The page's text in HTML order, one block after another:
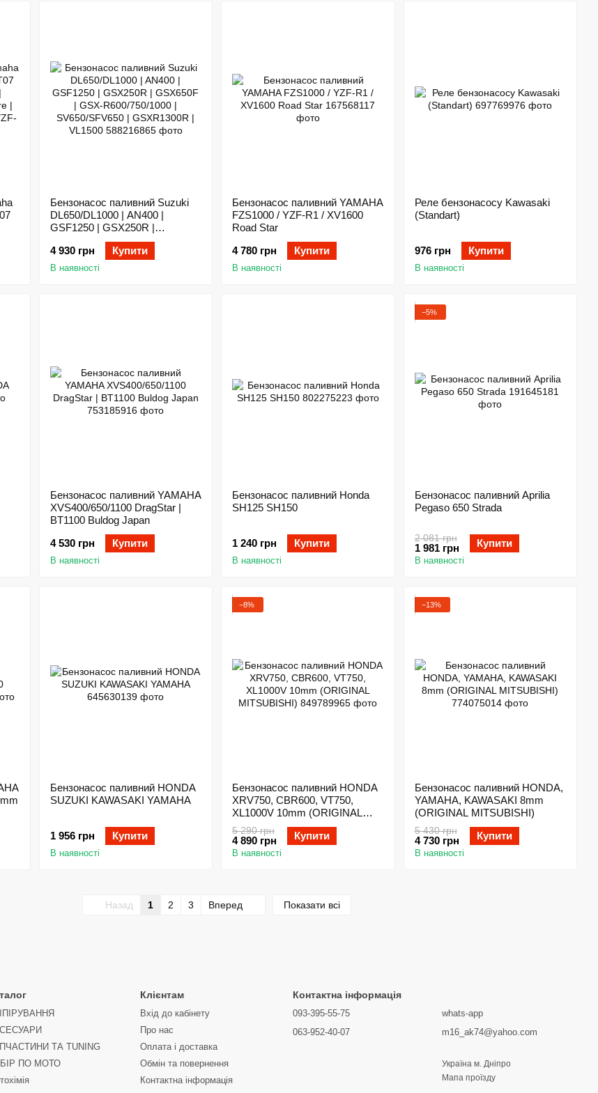
Бензонасос паливний Suzuki
DL650/DL1000 | AN400 |
GSF1250 | GSX250R |
GSX650F | GSX-R600/750/1000
| SV650/SFV650 | GSXR1300R |
VL1500
4 930 грн Купити
В наявності
Бензонасос паливний YAMAHA
FZS1000 / YZF-R1 / XV1600
Road Star
4 780 грн
Купити
В наявності
Реле бензонасосу Kawasaki
(Standart)
976 грн Купити
В наявності
Бензонасос паливний YAMAHA
XVS400/650/1100 DragStar |
BT1100 Buldog Japan
4 530 грн
Купити
В наявності
Бензонасос паливний Honda
SH125 SH150
1 240 грн Купити
В наявності
−5%
Бензонасос паливний Aprilia
Pegaso 650 Strada
2 081 грн
1 981 грн Купити
В наявності
Бензонасос паливний HONDA
SUZUKI KAWASAKI YAMAHA
1 956 грн Купити
В наявності
−8%
Бензонасос паливний HONDA
XRV750, CBR600, VT750,
XL1000V 10mm (ORIGINAL
MITSUBISHI)
5 290 грн
4 890 грн Купити
В наявності
−13%
Бензонасос паливний HONDA,
YAMAHA, KAWASAKI 8mm
(ORIGINAL MITSUBISHI)
5 430 грн
4 730 грн Купити
В наявності
Назад 1 2 3 Вперед Показати всі
ТА ТUNING
ПО МОТО
Клієнтам
Вхід до кабінету
Про нас
Оплата і доставка
Обмін та повернення
Контактна інформація
Контактна інформація
093-395-55-75
063-952-40-07
whats-app
m16_ak74@yahoo.com
Україна м. Дніпро
Мапа проїзду